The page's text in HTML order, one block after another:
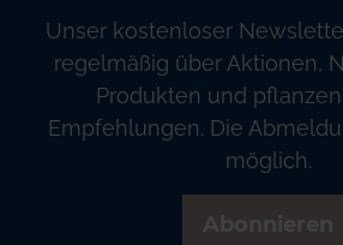
Unser kostenloser
regelmäßig über Aktionen,
Produkten und
Empfehlungen. Die
möglich.